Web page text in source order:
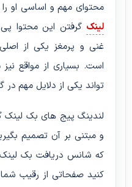
محتوای مهم و اساسی او را
لینک گرفتن این محتوا پی
غنی و پرمغز یکی از
است. بسیاری از مواقع
تواند یکی از دلایل مهم
لندینگ پیج های بک لینک
و مبتنی بر آن تصمیم
که شانس دریافت بک لینک
کنید صفحاتی از رقیب شما